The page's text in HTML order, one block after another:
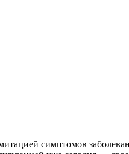
симптомов